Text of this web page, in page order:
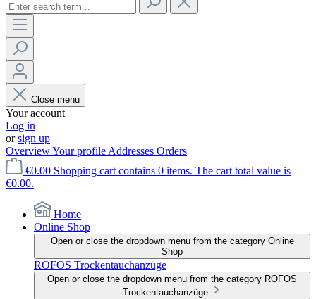
Close menu
Your account
Log in
orsign up
OverviewYour profile Addresses Orders
€0.00 Shopping cart contains 0 items. The cart total value is
€0.00.
Home
Online Shop
Open or close the dropdown menu from the category Online
Shop
ROFOS Trockentauchanzüge
Open or close the dropdown menu from the category ROFOS
Trockentauchanzüge